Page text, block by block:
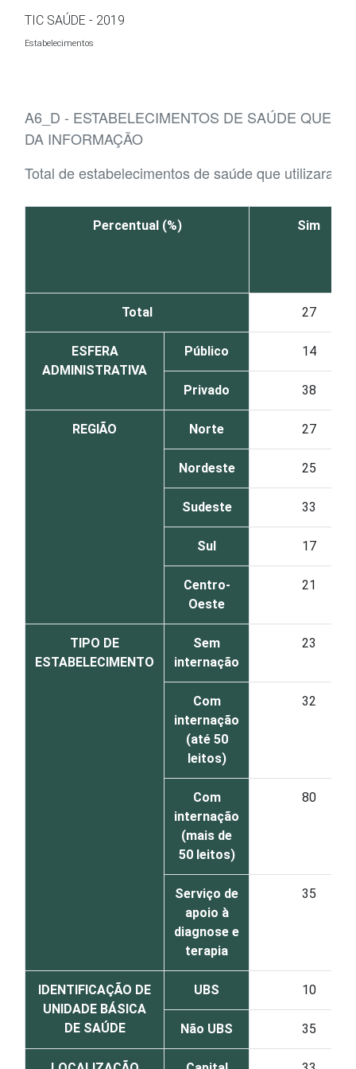
Ir para o conteúdo
TIC SAÚDE - 2019
Estabelecimentos
A6_D - ESTABELECIMENTOS DE SAÚDE QUE
DA INFORMAÇÃO
Total de estabelecimentos de saúde que utilizaram
Percentual (%) Sim
Total 27
ESFERA
ADMINISTRATIVA
Público 14
Privado 38
REGIÃO Norte 27
Nordeste 25
Sudeste 33
Sul 17
Centro-
Oeste
21
TIPO DE
ESTABELECIMENTO
Sem
internação
23
Com
internação
(até 50
leitos)
32
Com
internação
(mais de
50 leitos)
80
Serviço de
apoio à
diagnose e
terapia
35
IDENTIFICAÇÃO DE
UNIDADE BÁSICA
DE SAÚDE
UBS 10
Não UBS 35